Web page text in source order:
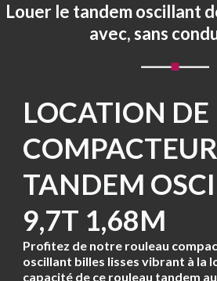
Louer le tandem oscillant
avec, sans
LOCATION DE
COMPACTEUR
TANDEM
9,7T 1,68M
Profitez de notre rouleau
oscillant billes lisses vibrant à la
capacité de ce rouleau tandem